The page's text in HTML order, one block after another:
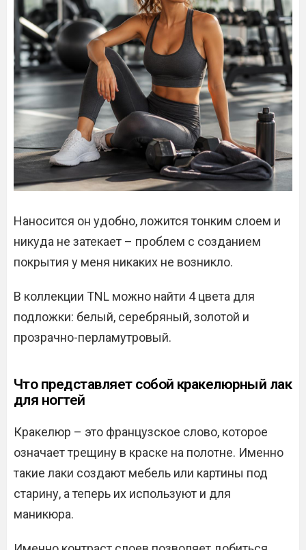
Наносится он удобно, ложится тонким слоем и
никуда не затекает – проблем с созданием
покрытия у меня никаких не возникло.
В коллекции TNL можно найти 4 цвета для
подложки: белый, серебряный, золотой и
прозрачно-перламутровый.
Что представляет собой кракелюрный лак
для ногтей
Кракелюр – это французское слово, которое
означает трещину в краске на полотне. Именно
такие лаки создают мебель или картины под
старину, а теперь их используют и для
маникюра.